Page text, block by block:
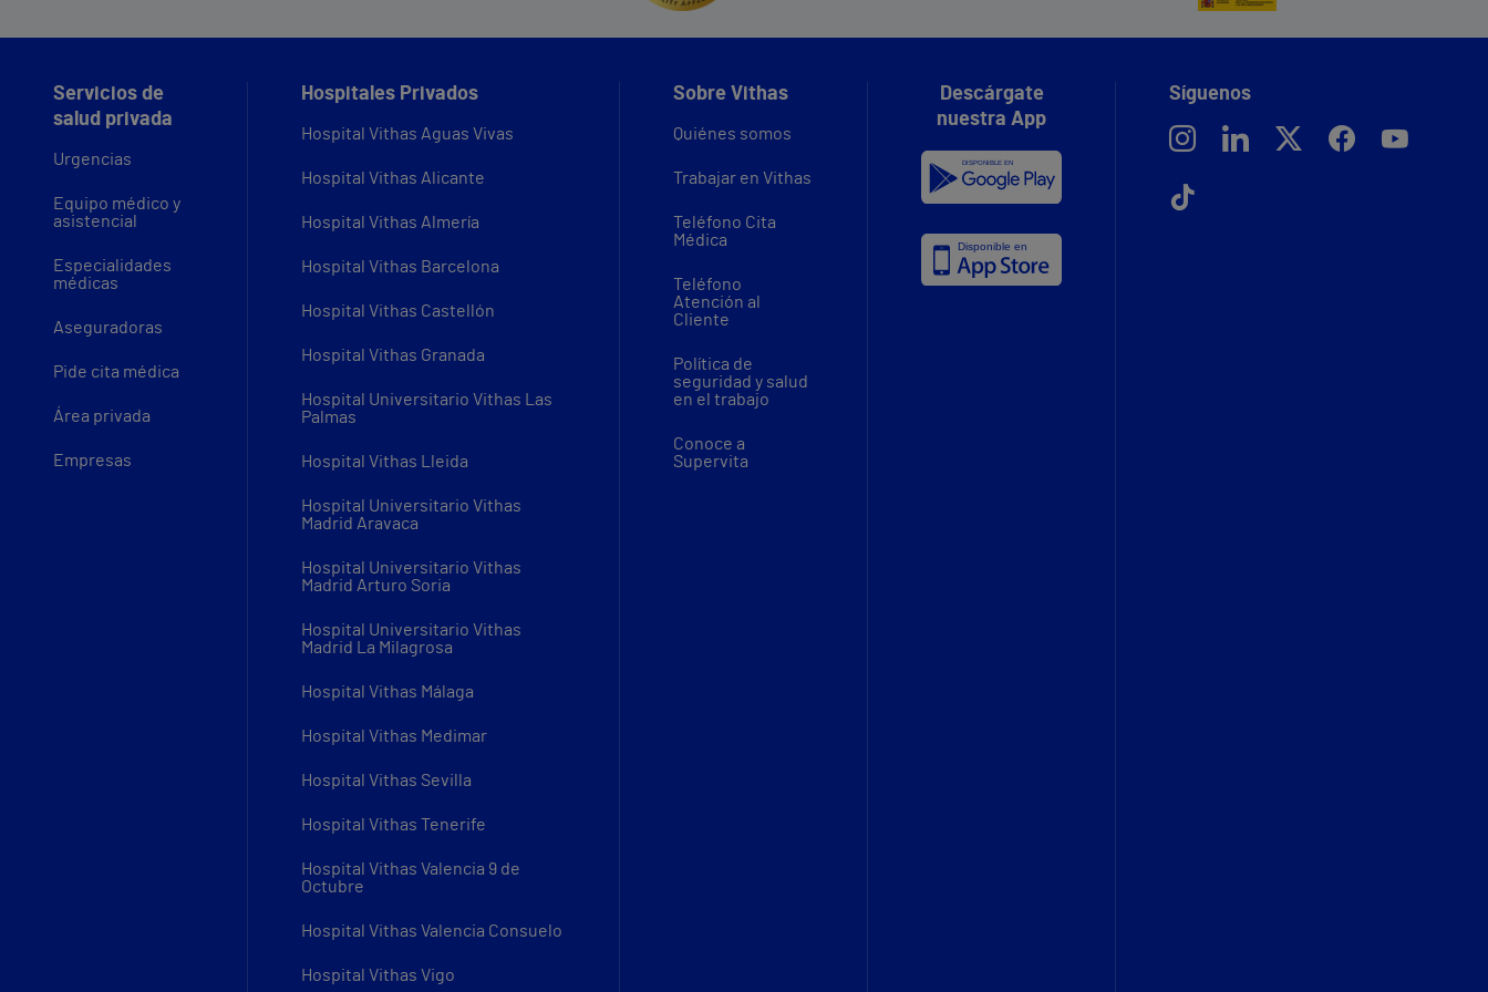
Servicios de
salud privada
Urgencias
Equipo médico y
asistencial
Especialidades
médicas
Aseguradoras
Pide cita médica
Área privada
Empresas
Hospitales Privados
Hospital Vithas Aguas Vivas
Hospital Vithas Alicante
Hospital Vithas Almería
Hospital Vithas Barcelona
Hospital Vithas Castellón
Hospital Vithas Granada
Hospital Universitario Vithas Las
Palmas
Hospital Vithas Lleida
Hospital Universitario Vithas
Madrid Aravaca
Hospital Universitario Vithas
Madrid Arturo Soria
Hospital Universitario Vithas
Madrid La Milagrosa
Hospital Vithas Málaga
Hospital Vithas Medimar
Hospital Vithas Sevilla
Hospital Vithas Tenerife
Hospital Vithas Valencia 9 de
Octubre
Hospital Vithas Valencia Consuelo
Hospital Vithas Vigo
Sobre Vithas
Quiénes somos
Trabajar en Vithas
Teléfono Cita
Médica
Teléfono
Atención al
Cliente
Política de
seguridad y salud
en el trabajo
Conoce a
Supervita
Descárgate
nuestra App
Síguenos